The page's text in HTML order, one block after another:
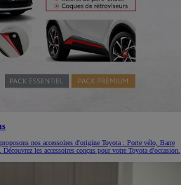
nos accessoires d'origine Toyota : Porte vélo, Barre
les accessoires conçus pour votre Toyota d'occasion.